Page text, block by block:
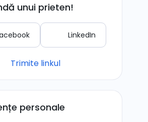
unui prieten!
LinkedIn
Trimite linkul
personale